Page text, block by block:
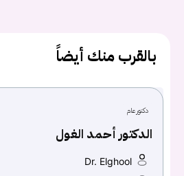
كلمه السر هل نسيت كلمة السر؟
Don't have an account?
بالقرب منك أيضاً
دكتور عام
الدكتور أحمد الغول
Dr. Elghool